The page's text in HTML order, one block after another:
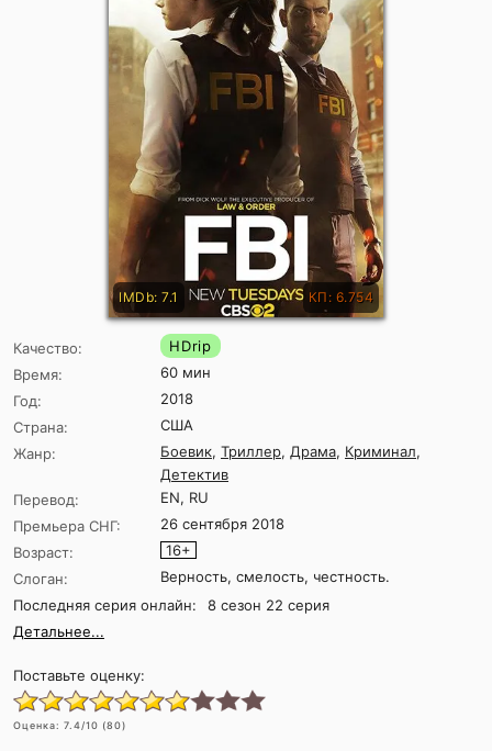
IMDb: 7.1 КП: 6.754
Качество:
HDrip
Время:
60 мин
Год:
2018
Страна:
США
Жанр:
Боевик, Триллер, Драма, Криминал,
Детектив
Перевод:
EN, RU
Премьера СНГ:
26 сентября 2018
Возраст:
16+
Слоган:
Верность, смелость, честность.
Последняя серия онлайн:
8 сезон 22 серия
Детальнее...
Поставьте оценку:
Оценка: 7.4/10 (80)